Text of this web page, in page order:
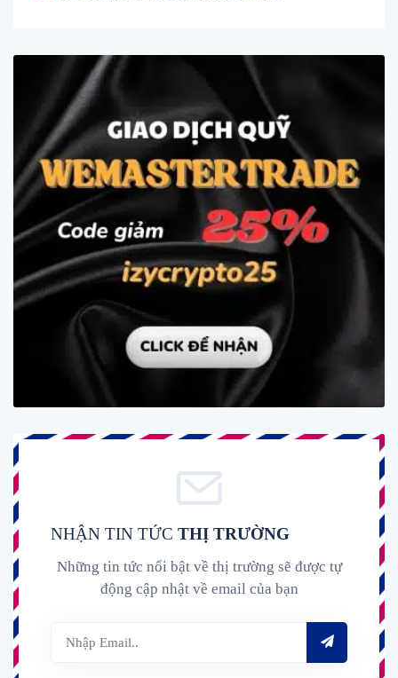
NHẬN TIN TỨC THỊ TRƯỜNG
Những tin tức nổi bật về thị trường sẽ được tự
động cập nhật về email của bạn